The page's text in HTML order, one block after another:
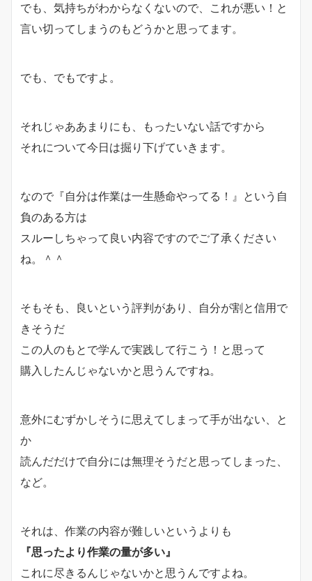
でも、気持ちがわからなくないので、これが悪い！と
言い切ってしまうのもどうかと思ってます。
でも、でもですよ。
それじゃああまりにも、もったいない話ですから
それについて今日は掘り下げていきます。
なので『自分は作業は一生懸命やってる！』という自
負のある方は
スルーしちゃって良い内容ですのでご了承ください
ね。＾＾
そもそも、良いという評判があり、自分が割と信用で
きそうだ
この人のもとで学んで実践して行こう！と思って
購入したんじゃないかと思うんですね。
意外にむずかしそうに思えてしまって手が出ない、と
か
読んだだけで自分には無理そうだと思ってしまった、
など。
それは、作業の内容が難しいというよりも
『思ったより作業の量が多い』
これに尽きるんじゃないかと思うんですよね。